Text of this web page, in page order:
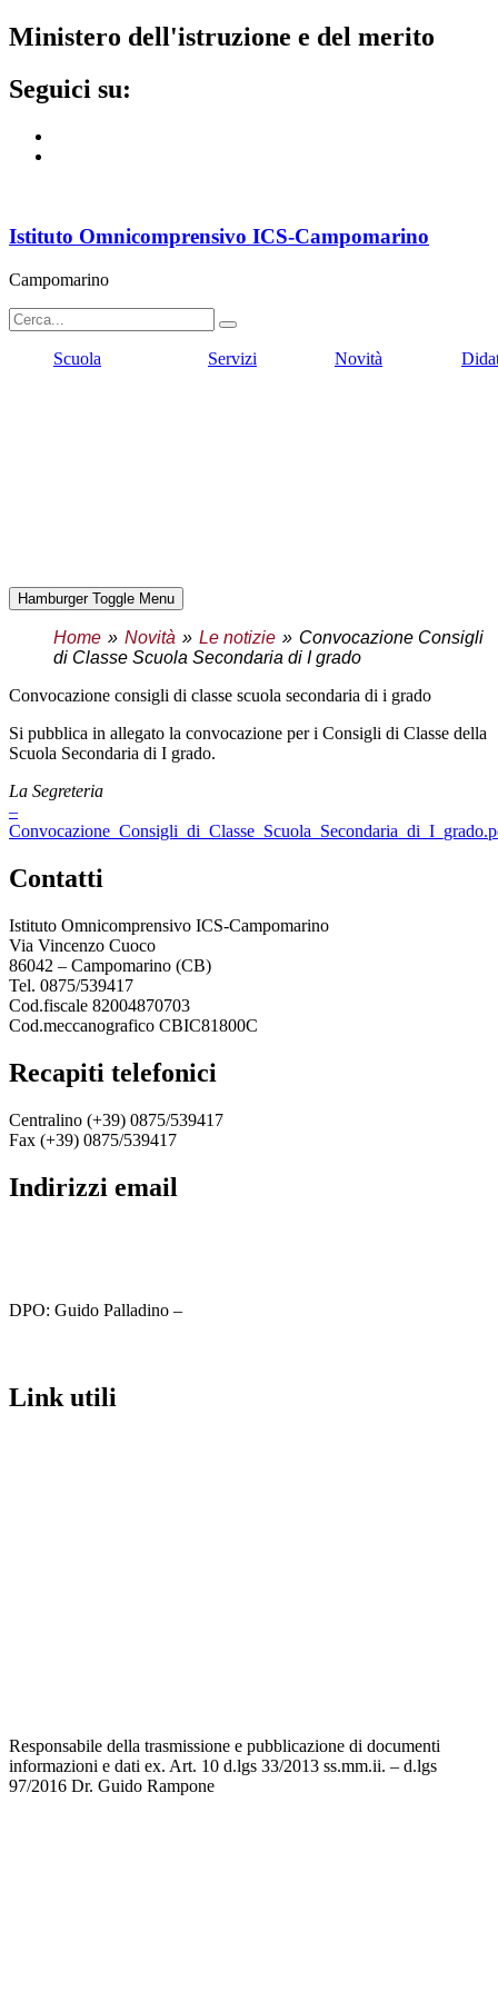
ministero dell'istruzione e del merito
seguici su:
Istituto Omnicomprensivo ICS-Campomarino
Campomarino
Scuola Servizi Novità
Hamburger Toggle Menu
Home Novità Le notizie
Convocazione Consigli
di Classe Scuola Secondaria di I grado
convocazione consigli di classe scuola secondaria di i grado
Si pubblica in allegato la convocazione per i Consigli di Classe della
Scuola Secondaria di I grado.
La Segreteria
–
contatti
Istituto Omnicomprensivo ICS-Campomarino
Via Vincenzo Cuoco
86042 – Campomarino (CB)
Tel. 0875/539417
Cod.fiscale 82004870703
Cod.meccanografico CBIC81800C
recapiti telefonici
Centralino (+39) 0875/539417
Fax (+39) 0875/539417
indirizzi email
DPO: Guido Palladino –
link utili
Responsabile della trasmissione e pubblicazione di documenti
informazioni e dati ex. Art. 10 d.lgs 33/2013 ss.mm.ii. – d.lgs
97/2016 Dr. Guido Rampone